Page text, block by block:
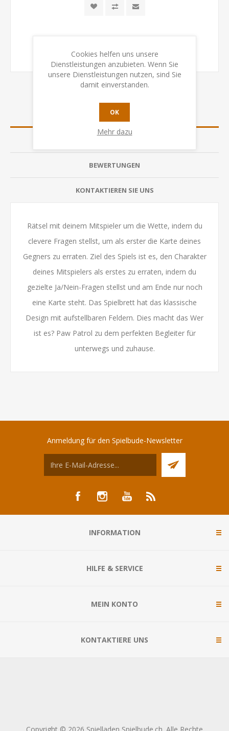
ÜBERSICHT
BEWERTUNGEN
KONTAKTIEREN SIE UNS
Rätsel mit deinem Mitspieler um die Wette, indem du
clevere Fragen stellst, um als erster die Karte deines
Gegners zu erraten. Ziel des Spiels ist es, den Charakter
deines Mitspielers als erstes zu erraten, indem du
gezielte Ja/Nein-Fragen stellst und am Ende nur noch
eine Karte steht. Das Spielbrett hat das klassische
Design mit aufstellbaren Feldern. Dies macht das Wer
ist es? Paw Patrol zu dem perfekten Begleiter für
unterwegs und zuhause.
Anmeldung für den Spielbude-Newsletter
INFORMATION
HILFE & SERVICE
MEIN KONTO
KONTAKTIERE UNS
Cookies helfen uns unsere
Dienstleistungen anzubieten. Wenn Sie
unsere Dienstleistungen nutzen, sind Sie
damit einverstanden.
OK
Mehr dazu